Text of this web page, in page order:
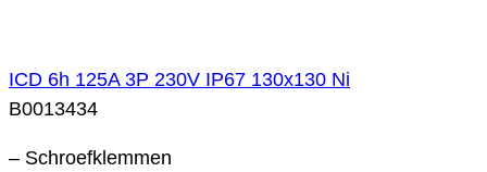
ICD 6h 125A 3P 230V IP67 130x130 Ni
B0013434
– Schroefklemmen